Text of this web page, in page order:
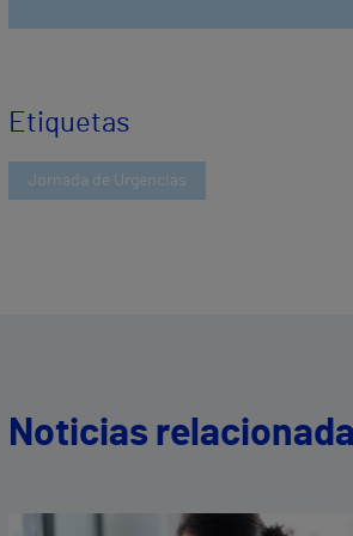
Etiquetas
Jornada de Urgencias
Noticias